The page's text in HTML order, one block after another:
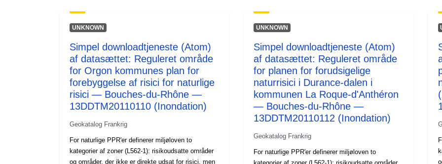
UNKNOWN
Simpel downloadtjeneste (Atom)
af datasættet: Reguleret område
for Orgon kommunes plan for
forebyggelse af risici for naturlige
risici — Bouches-du-Rhône —
13DDTM20110110 (Inondation)
Geokatalog Frankrig
For naturlige PPR'er definerer miljøloven to
kategorier af zoner (L562-1): risikoudsatte områder
og områder, der ikke er direkte udsat for risici, men
UNKNOWN
Simpel downloadtjeneste (Atom)
af datasættet: Reguleret område
for planen for forudsigelige
naturrisici i Durance-dalen i
kommunen La Roque-d'Anthéron
— Bouches-du-Rhône —
13DDTM20110112 (Inondation)
Geokatalog Frankrig
For naturlige PPR'er definerer miljøloven to